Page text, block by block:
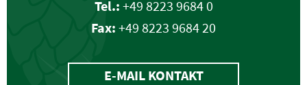
E-MAIL KONTAKT
Tel.: +49 8223 9684 0
Fax: +49 8223 9684 20